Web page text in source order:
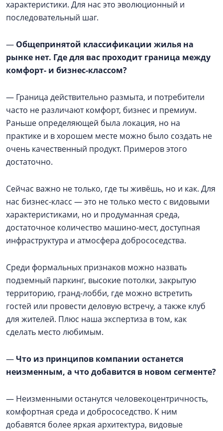
характеристики. Для нас это эволюционный и
последовательный шаг.
— Общепринятой классификации жилья на
рынке нет. Где для вас проходит граница между
комфорт- и бизнес-классом?
— Граница действительно размыта, и потребители
часто не различают комфорт, бизнес и премиум.
Раньше определяющей была локация, но на
практике и в хорошем месте можно было создать не
очень качественный продукт. Примеров этого
достаточно.
Сейчас важно не только, где ты живёшь, но и как. Для
нас бизнес-класс — это не только место с видовыми
характеристиками, но и продуманная среда,
достаточное количество машино-мест, доступная
инфраструктура и атмосфера добрососедства.
Среди формальных признаков можно назвать
подземный паркинг, высокие потолки, закрытую
территорию, гранд-лобби, где можно встретить
гостей или провести деловую встречу, а также клуб
для жителей. Плюс наша экспертиза в том, как
сделать место любимым.
—Что из принципов компании останется
неизменным, а что добавится в новом сегменте?
— Неизменными останутся человекоцентричность,
комфортная среда и добрососедство. К ним
добавятся более яркая архитектура, видовые